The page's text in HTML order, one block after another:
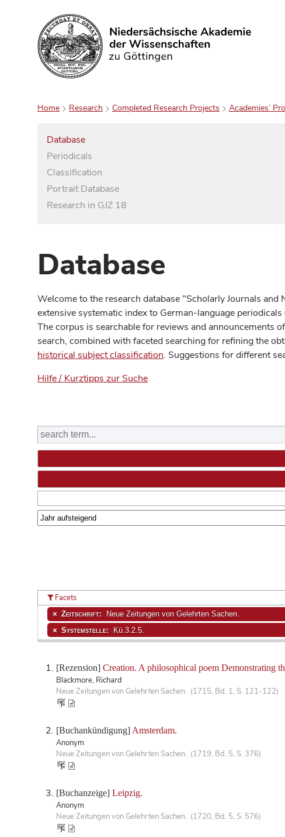
Search
Home Research Completed Research Projects Academies’
Database
Periodicals
Classification
Portrait Database
Research in GJZ 18
Database
Welcome to the research database "Scholarly Journals
extensive systematic index to German-language
The corpus is searchable for reviews and announcements
search, combined with faceted searching for refining the
historical subject classification. Suggestions for different
Hilfe / Kurztipps zur Suche
[Rezension] Creation. A philosophical poem Demonstrating
Blackmore, Richard
Neue Zeitungen von Gelehrten Sachen. (1715, Bd. 1, S. 121-122)
[Buchankündigung] Amsterdam.
Anonym
Neue Zeitungen von Gelehrten Sachen. (1719, Bd. 5, S. 376)
[Buchanzeige] Leipzig.
Anonym
Neue Zeitungen von Gelehrten Sachen. (1720, Bd. 5, S. 576)
Facets
Zeitschrift: Neue Zeitungen von Gelehrten Sachen.
Systemstelle: Kü.3.2.5.